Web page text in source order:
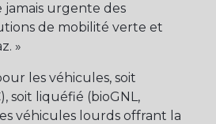
urgente des
de mobilité verte et
»
les véhicules, soit
soit liquéfié (bioGNL,
véhicules lourds offrant la